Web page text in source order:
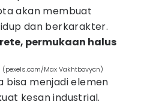
akan membuat
dan berkarakter.
permukaan halus
Max Vakhtbovycn)
bisa menjadi elemen
kesan industrial.